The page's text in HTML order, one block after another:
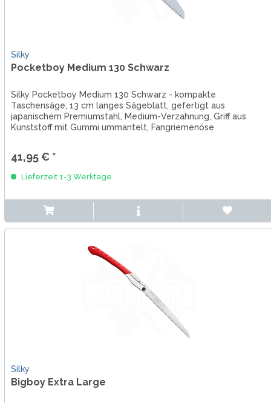
Silky
Pocketboy Medium 130 Schwarz
Silky Pocketboy Medium 130 Schwarz - kompakte
Taschensäge, 13 cm langes Sägeblatt, gefertigt aus
japanischem Premiumstahl, Medium-Verzahnung, Griff aus
Kunststoff mit Gummi ummantelt, Fangriemenöse
41,95 € *
Lieferzeit 1-3 Werktage
Silky
Bigboy Extra Large